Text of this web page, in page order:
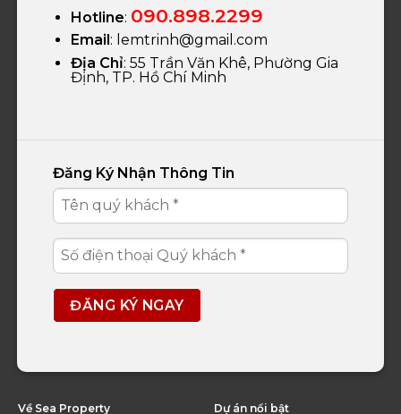
Hotline: 090.898.2299
Email : lemtrinh@gmail.com
Địa Chỉ: 55 Trần Văn Khê, Phường Gia
Định, TP. Hồ Chí Minh
Đăng Ký Nhận Thông Tin
Về Sea Property Dự án nổi bật